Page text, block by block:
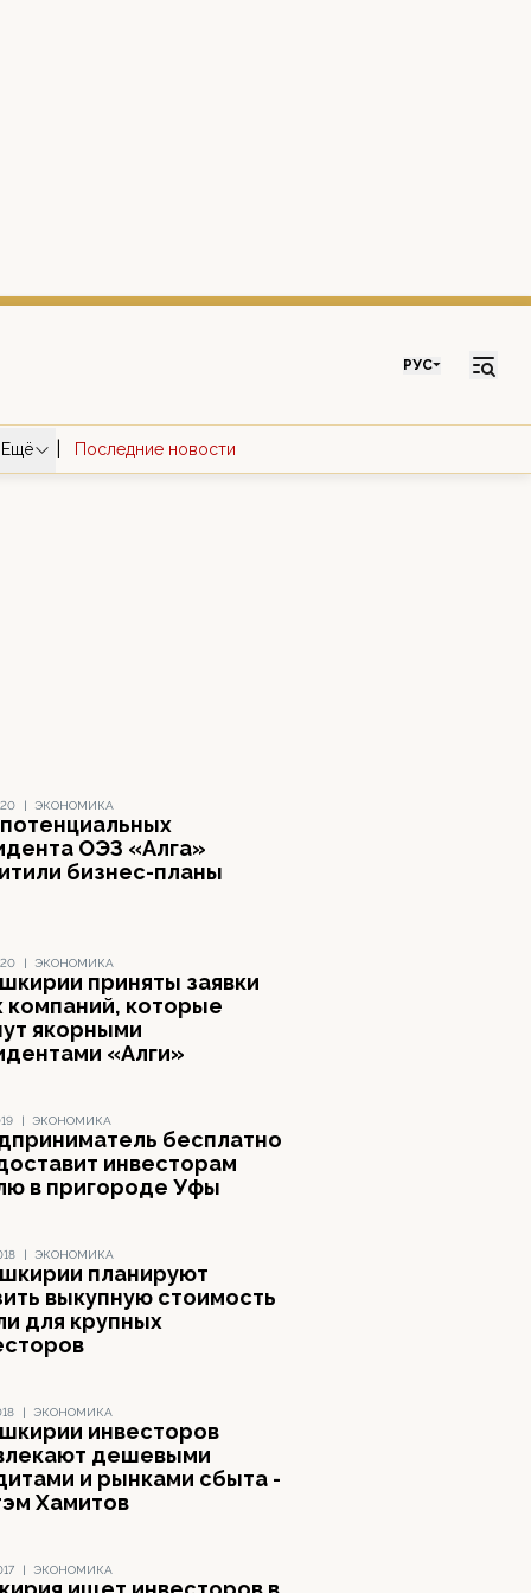
РУС
Ещё Последние новости
| ЭКОНОМИКА
ОЭЗ «Алга»
бизнес-планы
| ЭКОНОМИКА
приняты заявки
компаний, которые
якорными
«Алги»
| ЭКОНОМИКА
бесплатно
инвесторам
в пригороде Уфы
| ЭКОНОМИКА
планируют
выкупную стоимость
для крупных
| ЭКОНОМИКА
инвесторов
дешевыми
и рынками сбыта -
Хамитов
| ЭКОНОМИКА